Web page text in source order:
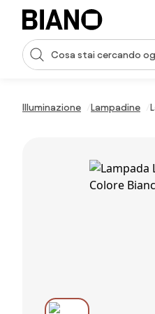
Salta la navigazione, vai al
Input della ricerca
Illuminazione Lampadine